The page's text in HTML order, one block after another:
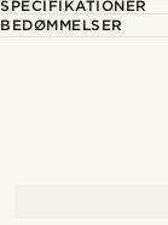
SPECIFIKATIONER
BEDØMMELSER